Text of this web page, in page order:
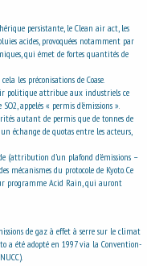
persistante, le Clean air act, les
acides, provoquées notamment par
qui émet de fortes quantités de
les préconisations de Coase.
politique attribue aux industriels ce
appelés « permis d’émissions ».
autant de permis que de tonnes de
échange de quotas entre les acteurs,
(attribution d’un plafond d’émissions –
mécanismes du protocole de Kyoto. Ce
programme Acid Rain, qui auront
de gaz à effet à serre sur le climat
a été adopté en 1997 via la Convention-